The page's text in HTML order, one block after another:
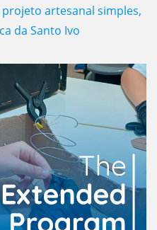
artesanal simples,
da Santo Ivo